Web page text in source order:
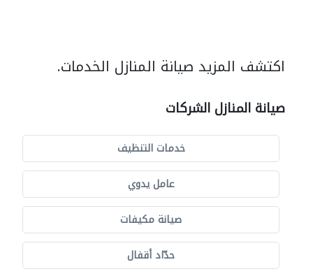
اكتشف المزيد صيانة المنازل الخدمات.
صيانة المنازل الشركات
خدمات التنظيف
عامل يدوي
صيانة مكيفات
حدّاد أقفال